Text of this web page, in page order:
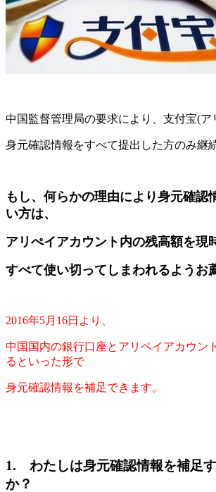
中国監督管理局の要求により、支付宝(ア
身元確認情報をすべて提出した方のみ継
もし、何らかの理由により身元確認
い方は、
アリぺイアカウント内の残高額を現
すべて使い切ってしまわれるようお
2016年5月16日より、
中国国内の銀行口座とアリペイアカウン
るといった形で
身元確認情報を補足できます。
1. わたしは身元確認情報を補足
か？